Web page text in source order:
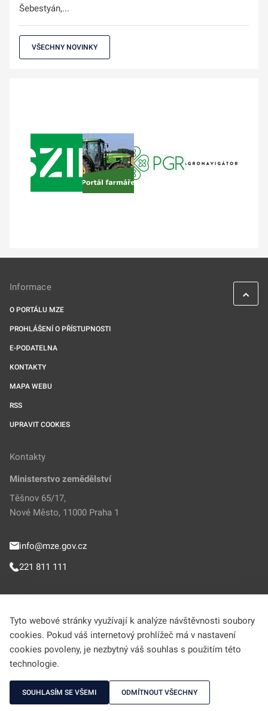
Šebestyán,...
VŠECHNY NOVINKY
Informace
O PORTÁLU MZE
PROHLÁŠENÍ O PŘÍSTUPNOSTI
E-PODATELNA
KONTAKTY
MAPA WEBU
RSS
UPRAVIT COOKIES
Kontakty
Ministerstvo zemědělství
Těšnov 65/17,
Nové Město, 11000 Praha 1
info@mze.gov.cz
221 811 111
Helpdesk (Portál farmáře)
222 312 977
Tyto webové stránky využívají k analýze návštěvnosti soubory
cookies. Pokud váš internetový prohlížeč má v nastavení
cookies povoleny, je nezbytný váš souhlas s použitím této
technologie.
SOUHLASÍM SE VŠEMI ODMÍTNOUT VŠECHNY